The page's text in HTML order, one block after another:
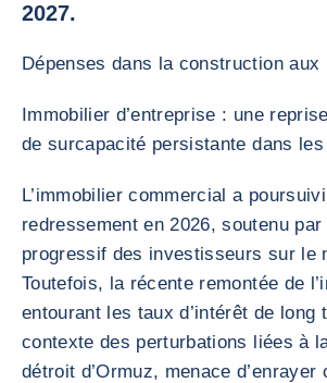
2027.
Dépenses dans la construction aux
Immobilier d’entreprise : une
de surcapacité persistante dans les
L’immobilier commercial a
redressement en 2026, soutenu
progressif des investisseurs sur le
Toutefois, la récente remontée de
entourant les taux d’intérêt de long
contexte des perturbations liées à
détroit d’Ormuz, menace d’enrayer